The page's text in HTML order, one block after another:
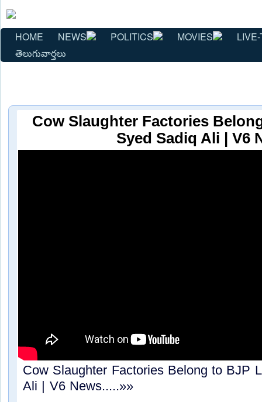
HOME NEWS POLITICS MOVIES
తెలుగువార్తలు
Cow Slaughter Factories
Syed Sadiq Ali | V6
Cow Slaughter Factories Belong to BJP
Ali | V6 News.....»»